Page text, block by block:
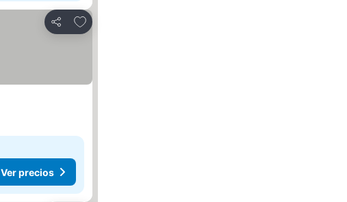
Compartir
Añadir a favoritos
Ver precios